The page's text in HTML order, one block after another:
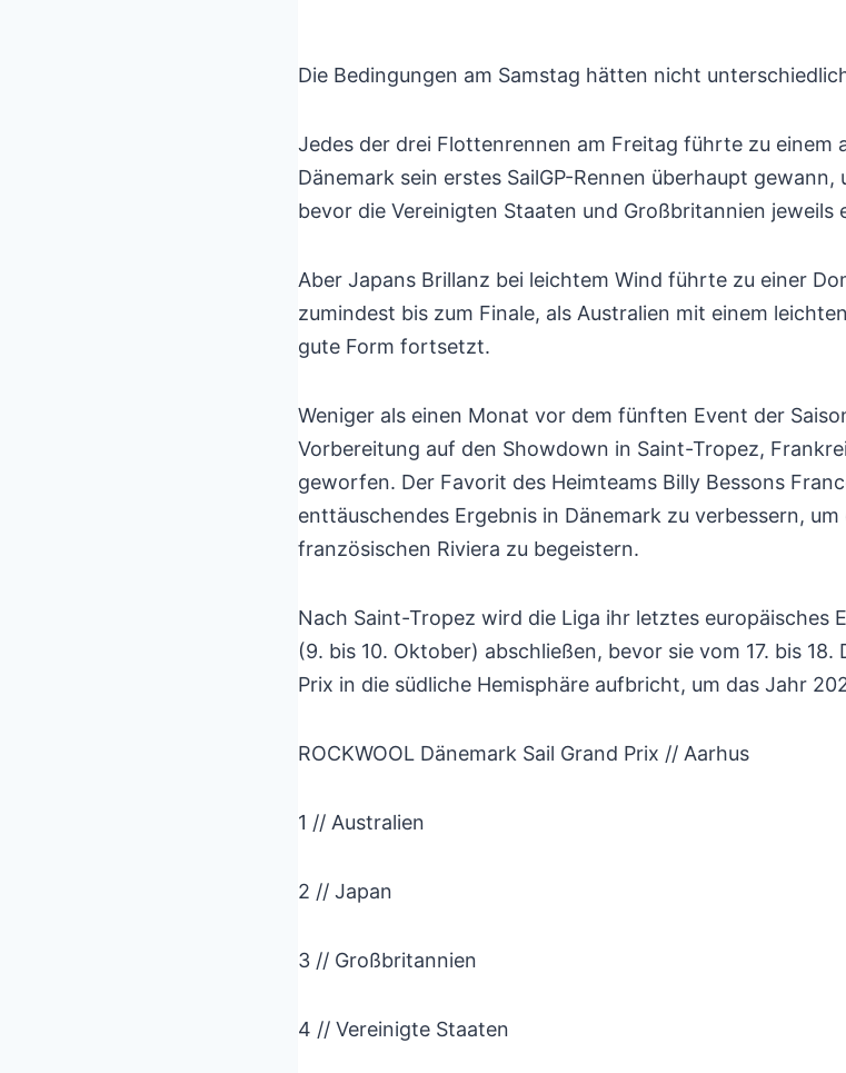
Die Bedingungen am Samstag hätten nicht
Jedes der drei Flottenrennen am Freitag führte zu einem
Dänemark sein erstes SailGP-Rennen überhaupt
bevor die Vereinigten Staaten und Großbritannien jeweils
Aber Japans Brillanz bei leichtem Wind führte zu einer
zumindest bis zum Finale, als Australien mit einem
gute Form fortsetzt.
Weniger als einen Monat vor dem fünften Event der
Vorbereitung auf den Showdown in Saint-Tropez,
geworfen. Der Favorit des Heimteams Billy Bessons
enttäuschendes Ergebnis in Dänemark zu verbessern,
französischen Riviera zu begeistern.
Nach Saint-Tropez wird die Liga ihr letztes europäisches
(9. bis 10. Oktober) abschließen, bevor sie vom 17. bis 18.
Prix in die südliche Hemisphäre aufbricht, um das Jahr
ROCKWOOL Dänemark Sail Grand Prix // Aarhus
1 // Australien
2 // Japan
3 // Großbritannien
4 // Vereinigte Staaten